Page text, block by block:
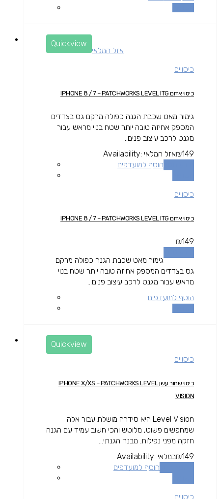
Quickview
אזל המלאי
כיסויים
כיסוי אדום IPHONE 8 / 7 – PATCHWORKS LEVEL ITG
גימור מאט שכבת הגנה כפולה מרקם גס בצדדים
המספק אחיזה טובה יותר שטח בנוי מראש עבור
מגנט לרכב עיצוב פנים...
₪149
Availability: אזל המלאי
הוסף למועדפים
כיסויים
כיסוי אדום IPHONE 8 / 7 – PATCHWORKS LEVEL ITG
₪149
גימור מאט שכבת הגנה כפולה מרקם
גס בצדדים המספק אחיזה טובה יותר שטח בנוי
מראש עבור מגנט לרכב עיצוב פנים...
הוסף למועדפים
Quickview
כיסויים
כיסוי שחור עשן IPHONE X/XS – PATCHWORKS LEVEL
VISION
Level Vision היא סידרה מושלת עבור אלה
שמחפשים פשוט, מלוטש והכי חשוב עמיד עם הגנה
חזקה מפני נפילות. מבנה הגנתי...
₪149
Availability: במלאי
הוסף למועדפים
כיסויים